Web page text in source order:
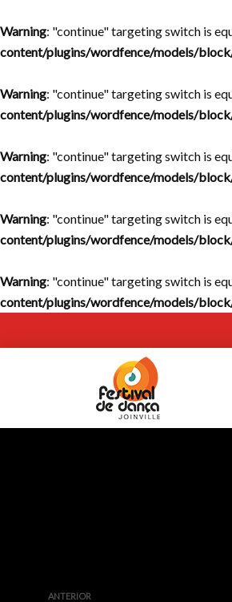
Warning: "continue" targeting switch is
content/plugins/wordfence/models/
Warning: "continue" targeting switch is
content/plugins/wordfence/models/
Warning: "continue" targeting switch is
content/plugins/wordfence/models/
Warning: "continue" targeting switch is
content/plugins/wordfence/models/
Warning: "continue" targeting switch is
content/plugins/wordfence/models/
ANTERIOR